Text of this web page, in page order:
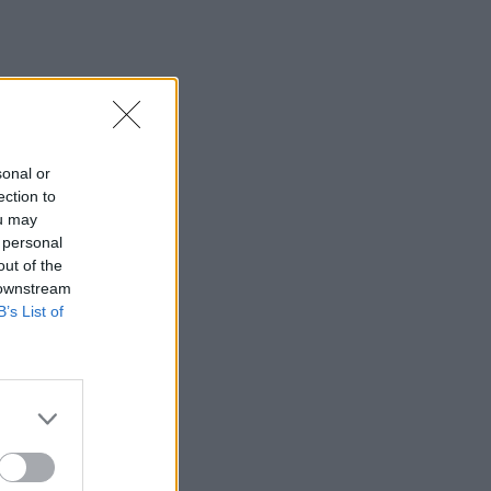
or
to
may
of the
List of
ουκρανική επίθεση με drones